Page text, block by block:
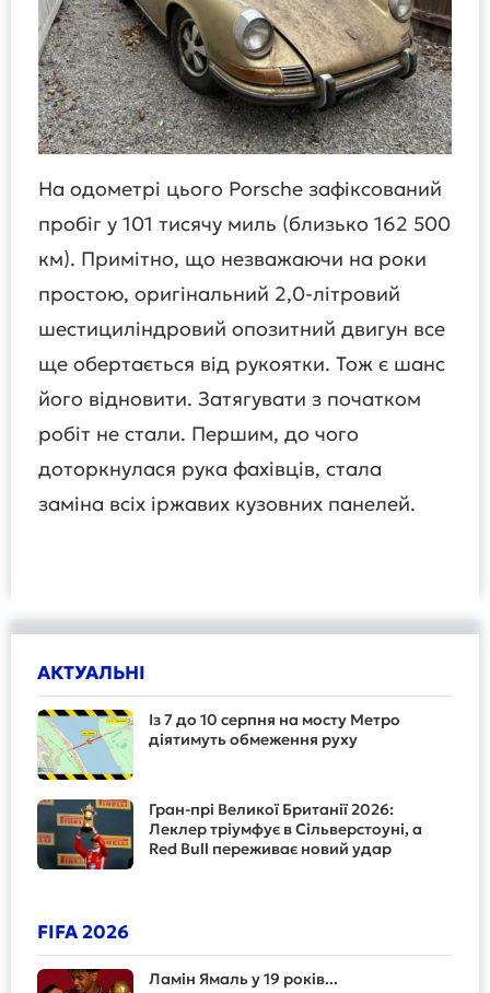
На одометрі цього Porsche зафіксований
пробіг у 101 тисячу миль (близько 162 500
км). Примітно, що незважаючи на роки
простою, оригінальний 2,0-літровий
шестициліндровий опозитний двигун все
ще обертається від рукоятки. Тож є шанс
його відновити. Затягувати з початком
робіт не стали. Першим, до чого
доторкнулася рука фахівців, стала
заміна всіх іржавих кузовних панелей.
АКТУАЛЬНІ
Із 7 до 10 серпня на мосту Метро
діятимуть обмеження руху
Гран-прі Великої Британії 2026:
Леклер тріумфує в Сільверстоуні, а
Red Bull переживає новий удар
FIFA 2026
Ламін Ямаль у 19 років...